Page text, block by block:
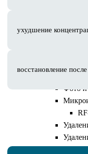
Фото и
ухудшение
восстановление